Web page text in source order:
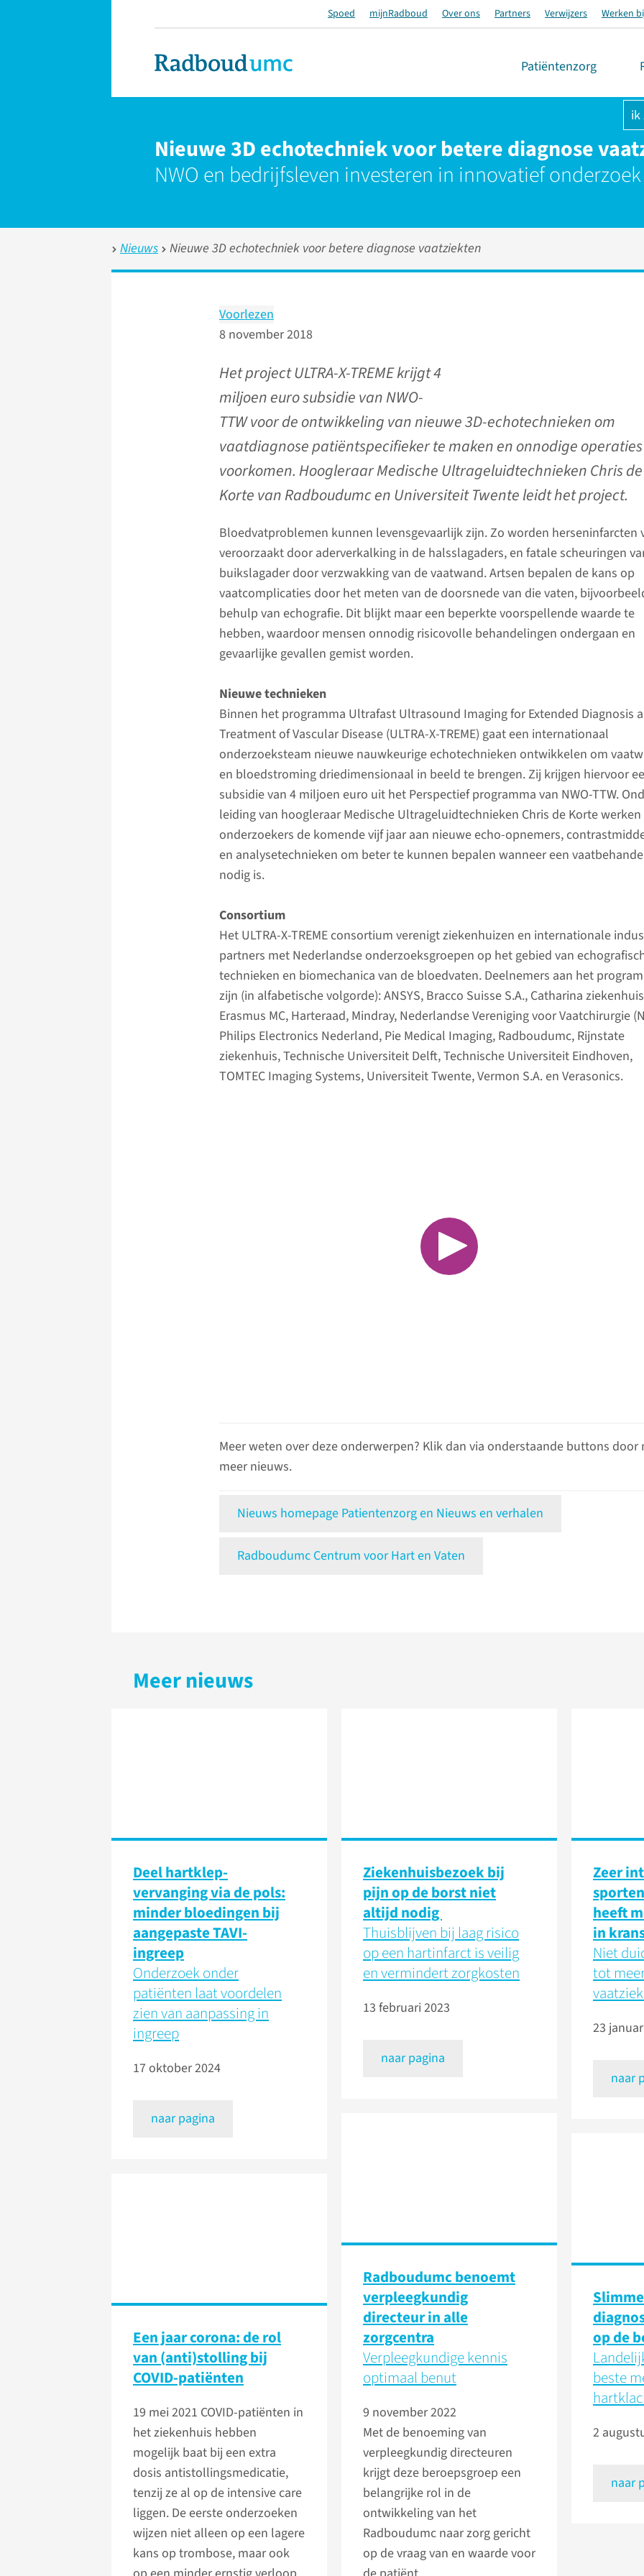
Spoed mijnRadboud Over ons Partners Verwijzers Werken
Patiëntenzorg
ik
Nieuwe 3D echotechniek voor betere diagnose
NWO en bedrijfsleven investeren in innovatief onderzoek
Nieuws Nieuwe 3D echotechniek voor betere diagnose vaatziekten
Voorlezen
8 november 2018
Het project ULTRA-X-TREME krijgt 4
miljoen euro subsidie van NWO-
TTW voor de ontwikkeling van nieuwe 3D-echotechnieken om
vaatdiagnose patiëntspecifieker te maken en onnodige
voorkomen. Hoogleraar Medische Ultrageluidtechnieken Chris de
Korte van Radboudumc en Universiteit Twente leidt het project.
Bloedvatproblemen kunnen levensgevaarlijk zijn. Zo worden herseninfarcten
veroorzaakt door aderverkalking in de halsslagaders, en fatale scheuringen
buikslagader door verzwakking van de vaatwand. Artsen bepalen de kans op
vaatcomplicaties door het meten van de doorsnede van die vaten,
behulp van echografie. Dit blijkt maar een beperkte voorspellende waarde te
hebben, waardoor mensen onnodig risicovolle behandelingen ondergaan en
gevaarlijke gevallen gemist worden.
Nieuwe technieken
Binnen het programma Ultrafast Ultrasound Imaging for Extended Diagnosis
Treatment of Vascular Disease (ULTRA-X-TREME) gaat een internationaal
onderzoeksteam nieuwe nauwkeurige echotechnieken ontwikkelen om
en bloedstroming driedimensionaal in beeld te brengen. Zij krijgen hiervoor
subsidie van 4 miljoen euro uit het Perspectief programma van NWO-TTW.
leiding van hoogleraar Medische Ultrageluidtechnieken Chris de Korte werken
onderzoekers de komende vijf jaar aan nieuwe echo-opnemers,
en analysetechnieken om beter te kunnen bepalen wanneer een
nodig is.
Consortium
Het ULTRA-X-TREME consortium verenigt ziekenhuizen en internationale
partners met Nederlandse onderzoeksgroepen op het gebied van
technieken en biomechanica van de bloedvaten. Deelnemers aan het
zijn (in alfabetische volgorde): ANSYS, Bracco Suisse S.A., Catharina
Erasmus MC, Harteraad, Mindray, Nederlandse Vereniging voor Vaatchirurgie
Philips Electronics Nederland, Pie Medical Imaging, Radboudumc, Rijnstate
ziekenhuis, Technische Universiteit Delft, Technische Universiteit Eindhoven,
TOMTEC Imaging Systems, Universiteit Twente, Vermon S.A. en Verasonics.
Meer weten over deze onderwerpen? Klik dan via onderstaande buttons door
meer nieuws.
Nieuws homepage Patientenzorg en Nieuws en verhalen
Radboudumc Centrum voor Hart en Vaten
Meer nieuws
Deel hartklep-
vervanging via de pols:
minder bloedingen bij
aangepaste TAVI-
ingreep
Onderzoek onder
patiënten laat voordelen
zien van aanpassing in
ingreep
17 oktober 2024
naar pagina
Ziekenhuisbezoek bij
pijn op de borst niet
altijd nodig
Thuisblijven bij laag risico
op een hartinfarct is veilig
en vermindert zorgkosten
13 februari 2023
naar pagina
Zeer
heeft
in
Niet
tot
23
naar
Radboudumc benoemt
verpleegkundig
directeur in alle
zorgcentra
Verpleegkundige kennis
optimaal benut
9 november 2022
Met de benoeming van
verpleegkundig directeuren
krijgt deze beroepsgroep een
belangrijke rol in de
ontwikkeling van het
Radboudumc naar zorg gericht
op de vraag van en waarde voor
op de
beste
2
naar
Een jaar corona: de rol
van (anti)stolling bij
COVID-patiënten
19 mei 2021 COVID-patiënten in
het ziekenhuis hebben
mogelijk baat bij een extra
dosis antistollingsmedicatie,
tenzij ze al op de intensive care
liggen. De eerste onderzoeken
wijzen niet alleen op een lagere
kans op trombose, maar ook